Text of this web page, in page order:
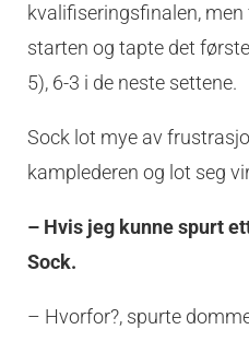
kvalifiseringsfinalen,
starten og tapte det
5), 6-3 i de neste settene.
Sock lot mye av
kamplederen og lot seg
– Hvis jeg kunne spurt
Sock.
– Hvorfor?, spurte